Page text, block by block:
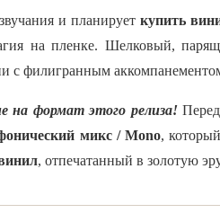
и планируеткупить
на пленке. Шелковый,
с филигранным
на формат этого релиза!
микс / Mono,
, отпечатанный в золотую